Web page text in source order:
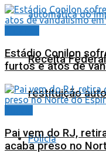
Receita
restituição
Polícia
Estádio Conilon
furtos e atos de
Pai vem do RJ,
acaba preso no